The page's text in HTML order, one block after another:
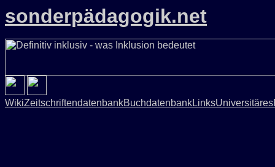
sonderpädagogik.net
WikiZeitschriftendatenbankBuchdatenbankLinksUniversitäres